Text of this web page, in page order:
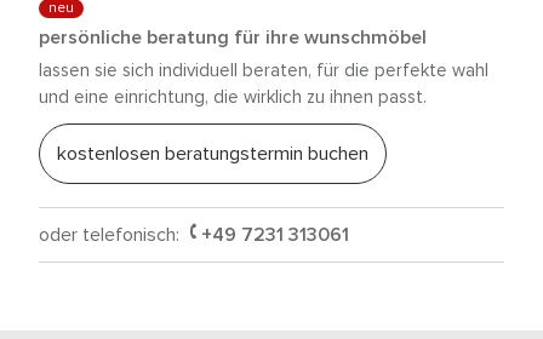
neu
persönliche beratung für ihre wunschmöbel
lassen sie sich individuell beraten, für die perfekte wahl
und eine einrichtung, die wirklich zu ihnen passt.
kostenlosen beratungstermin buchen
oder telefonisch: +49 7231 313061